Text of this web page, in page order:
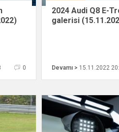
0
2024 Audi Q8 E-
galerisi
Devamı > 15.11.2022